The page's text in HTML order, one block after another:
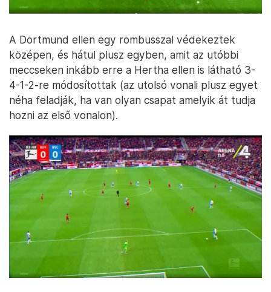
A Dortmund ellen egy rombusszal védekeztek
középen, és hátul plusz egyben, amit az utóbbi
meccseken inkább erre a Hertha ellen is látható 3-
4-1-2-re módosítottak (az utolsó vonali plusz egyet
néha feladják, ha van olyan csapat amelyik át tudja
hozni az első vonalon).